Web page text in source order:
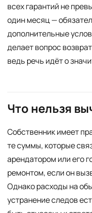
всех гарантий не
один месяц —
дополнительные
делает вопрос
ведь речь идёт о
Что нельзя
Собственник имеет
те суммы, которые
арендатором или его
ремонтом, если он
Однако расходы на
устранение следов